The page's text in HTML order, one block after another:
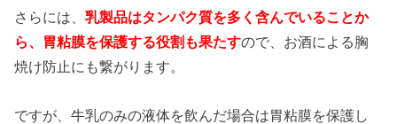
さらには、乳製品はタンパク質を多く含んでいることか
ら、胃粘膜を保護する役割も果たすので、お酒による胸
焼け防止にも繋がります。
ですが、牛乳のみの液体を飲んだ場合は胃粘膜を保護し